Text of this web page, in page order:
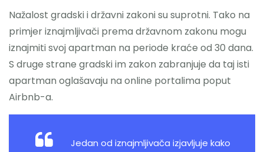
Nažalost gradski i državni zakoni su suprotni. Tako na
primjer iznajmljivači prema državnom zakonu mogu
iznajmiti svoj apartman na periode kraće od 30 dana.
S druge strane gradski im zakon zabranjuje da taj isti
apartman oglašavaju na online portalima poput
Airbnb-a.
Jedan od iznajmljivača izjavljuje kako